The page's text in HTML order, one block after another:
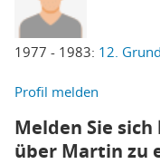
1977 - 1983: 12.
Profil melden
Melden Sie
über Martin zu